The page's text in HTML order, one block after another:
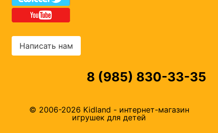
Написать нам
8 (985) 830-33-35
© 2006-2026 Kidland - интернет-магазин
игрушек для детей